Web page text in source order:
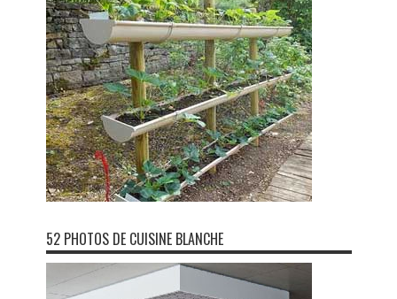
52 PHOTOS DE CUISINE BLANCHE